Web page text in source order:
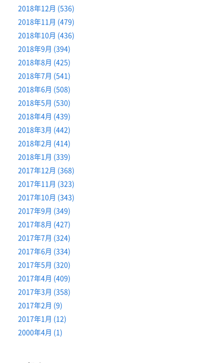
2018年12月 (536)
2018年11月 (479)
2018年10月 (436)
2018年9月 (394)
2018年8月 (425)
2018年7月 (541)
2018年6月 (508)
2018年5月 (530)
2018年4月 (439)
2018年3月 (442)
2018年2月 (414)
2018年1月 (339)
2017年12月 (368)
2017年11月 (323)
2017年10月 (343)
2017年9月 (349)
2017年8月 (427)
2017年7月 (324)
2017年6月 (334)
2017年5月 (320)
2017年4月 (409)
2017年3月 (358)
2017年2月 (9)
2017年1月 (12)
2000年4月 (1)